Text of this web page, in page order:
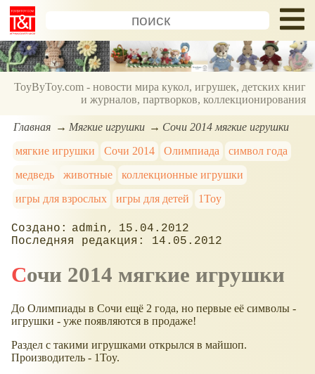
ToyByToy.com - новости мира кукол, игрушек, детских книг
и журналов, партворков, коллекционирования
Главная Мягкие игрушки
Сочи 2014 мягкие игрушки
мягкие игрушки
Сочи 2014 Олимпиада
символ года
медведь
животные
коллекционные игрушки
игры для взрослых
игры для детей 1Toy
admin
15.04.2012
14.05.2012
Сочи 2014 мягкие игрушки
До Олимпиады в Сочи ещё 2 года, но первые её символы -
игрушки - уже появляются в продаже!
Раздел с такими игрушками открылся в майшоп.
Производитель - 1Toy.